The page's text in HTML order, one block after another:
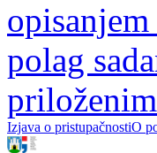
polag
Izjava o pristupačnostiO